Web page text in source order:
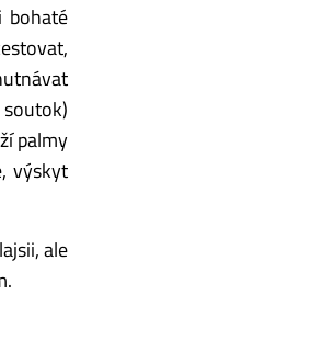
bohaté
palmy
výskyt
ale